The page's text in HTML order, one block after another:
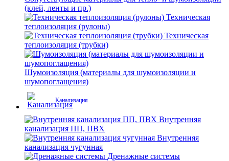
(клей, ленты и пр.)
Техническая
теплоизоляция (рулоны)
Техническая
теплоизоляция (трубки)
Шумоизоляция (материалы для шумоизоляции и
шумопоглащения)
Канализация
Внутренняя
канализация ПП, ПВХ
Внутренняя
канализация чугунная
Дренажные системы